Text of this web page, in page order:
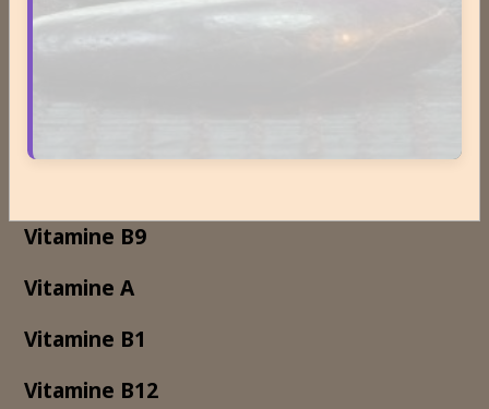
Composition des aliments
Vitamine B9
Vitamine A
Vitamine B1
Vitamine B12